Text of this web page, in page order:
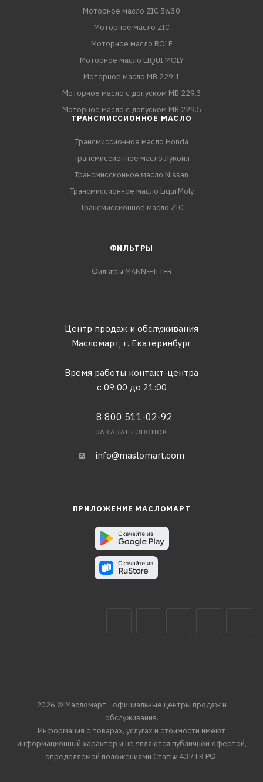
Моторное масло ZIC 5w30
Моторное масло ZIC
Моторное масло ROLF
Моторное масло LIQUI MOLY
Моторное масло MB 229.1
Моторное масло с допуском MB 229.3
Моторное масло с допуском MB 229.5
ТРАНСМИССИОННОЕ МАСЛО
Трансмиссионное масло Honda
Трансмиссионное масло Лукойл
Трансмиссионное масло Nissan
Трансмиссионное масло Liqui Moly
Трансмиссионное масло ZIC
ФИЛЬТРЫ
Фильтры MANN-FILTER
Центр продаж и обслуживания
Масломарт, г. Екатеринбург
Время работы контакт-центра
с 09:00 до 21:00
8 800 511-02-92
ЗАКАЗАТЬ ЗВОНОК
info@maslomart.com
ПРИЛОЖЕНИЕ МАСЛОМАРТ
2026 © Масломарт - официальные центры продаж и
обслуживания.
Информация о товарах, услугах и стоимости имеют
информационный характер и не являются публичной офертой,
определяемой положениями Статьи 437 ГК РФ.